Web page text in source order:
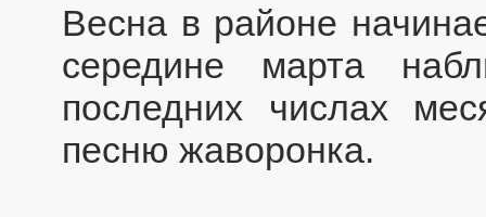
Весна в районе
середине марта
последних числах
песню жаворонка.